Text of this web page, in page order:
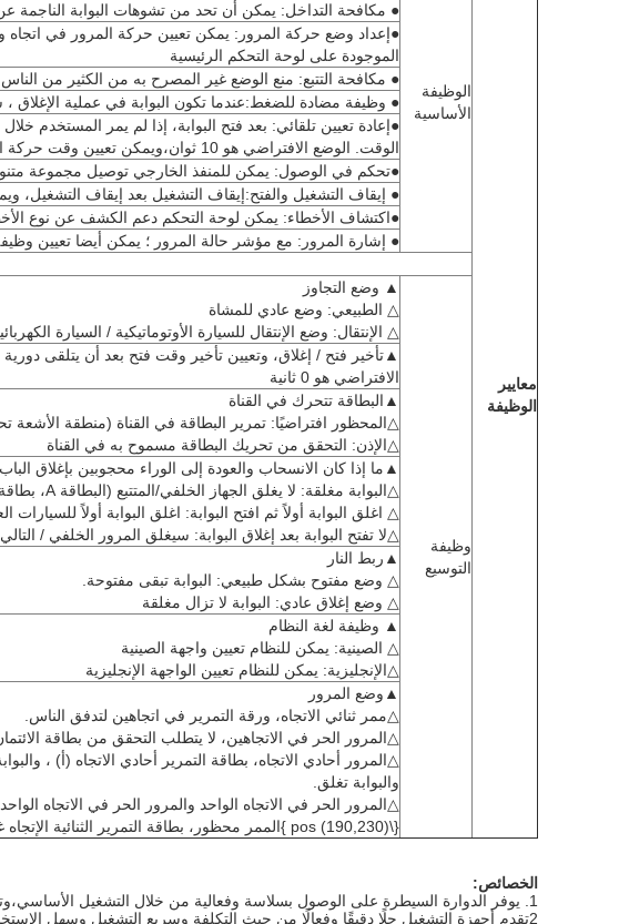
معايير
الوظيفة
الوظيفة
الأساسية
● مكافحة التداخل: يمكن أن تحد من تشوهات البوابة الناجمة
●إعداد وضع حركة المرور: يمكن تعيين حركة المرور في اتجاه
الموجودة على لوحة التحكم الرئيسية
● مكافحة التتبع: منع الوضع غير المصرح به من الكثير من
● وظيفة مضادة للضغط:عندما تكون البوابة في عملية الإغلاق
●إعادة تعيين تلقائي: بعد فتح البوابة، إذا لم يمر المستخدم
الوقت. الوضع الافتراضي هو 10 ثوان،ويمكن تعيين وقت حركة المرور من خلال التبديل
●تحكم في الوصول: يمكن للمنفذ الخارجي توصيل مجموعة
● إيقاف التشغيل والفتح:إيقاف التشغيل بعد إيقاف التشغيل،
●اكتشاف الأخطاء: يمكن لوحة التحكم دعم الكشف عن نوع
● إشارة المرور: مع مؤشر حالة المرور ؛ يمكن أيضا تعيين
وظيفة
التوسيع
▲ وضع التجاوز
△ الطبيعي: وضع عادي للمشاة
△ الإنتقال: وضع الإنتقال للسيارة الأوتوماتيكية / السيارة
▲تأخير فتح / إغلاق، وتعيين تأخير وقت فتح بعد أن يتلقى دورية
الافتراضي هو 0 ثانية
▲البطاقة تتحرك في القناة
△المحظور افتراضيًا: تمرير البطاقة في القناة (منطقة الأشعة
△الإذن: التحقق من تحريك البطاقة مسموح به في القناة
▲ما إذا كان الانسحاب والعودة إلى الوراء محجوبين بإغلاق الباب
△البوابة مغلقة: لا يغلق الجهاز الخلفي/المتتبع (البطاقة A، بطاقة B) البوابة
△ اغلق البوابة أولاً ثم افتح البوابة: اغلق البوابة أولاً
△لا تفتح البوابة بعد إغلاق البوابة: سيغلق المرور الخلفي /
▲ربط النار
△ وضع مفتوح بشكل طبيعي: البوابة تبقى مفتوحة.
△ وضع إغلاق عادي: البوابة لا تزال مغلقة
▲ وظيفة لغة النظام
△ الصينية: يمكن للنظام تعيين واجهة الصينية
△الإنجليزية: يمكن للنظام تعيين الواجهة الإنجليزية
▲وضع المرور
△ممر ثنائي الاتجاه، ورقة التمرير في اتجاهين لتدفق الناس.
△المرور الحر في الاتجاهين، لا يتطلب التحقق من بطاقة
△المرور أحادي الاتجاه، بطاقة التمرير أحادي الاتجاه (أ) ،
والبوابة تغلق.
△المرور الحر في الاتجاه الواحد والمرور الحر في الاتجاه
{\pos (190,230) }الممر محظور، بطاقة التمرير الثنائية الإتجاه غير صالحة، والبوابة تدخل حالة القفل.
الخصائص:
1. يوفر الدوارة السيطرة على الوصول بسلاسة وفعالية من خلال التشغيل الأساسي،وتمنع أيضا دخول غير قانوني وخارج..
2تقدم أجهزة التشغيل حلًا دقيقًا وفعالًا من حيث التكلفة وسريع التشغيل وسهل